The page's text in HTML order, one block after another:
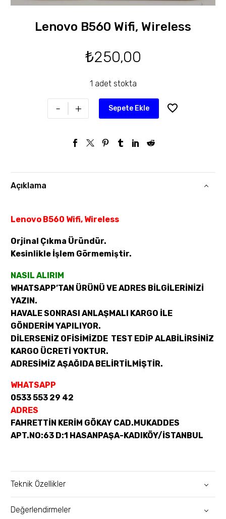
Lenovo B560 Wifi, Wireless
₺250,00
1 adet stokta
- + Sepete Ekle
Açıklama
Lenovo B560 Wifi, Wireless
Orjinal Çıkma Üründür.
Kesinlikle İşlem Görmemiştir.
NASIL ALIRIM
WHATSAPP’TAN ÜRÜNÜ VE ADRES BİLGİLERİNİZİ
YAZIN.
HAVALE SONRASI ANLAŞMALI KARGO İLE
GÖNDERİM YAPILIYOR.
DİLERSENİZ OFİSİMİZDE TEST EDİP ALABİLİRSİNİZ
KARGO ÜCRETİ YOKTUR.
ADRESİMİZ AŞAĞIDA BELİRTİLMİŞTİR.
WHATSAPP
0533 553 29 42
ADRES
FAHRETTİN KERİM GÖKAY CAD.MUKADDES
APT.NO:63 D:1 HASANPAŞA-KADIKÖY/İSTANBUL
Teknik Özellikler
Değerlendirmeler